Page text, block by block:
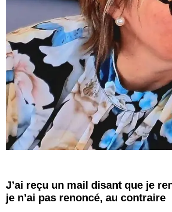
J’ai reçu un mail disant que je
je n’ai pas renoncé, au contraire